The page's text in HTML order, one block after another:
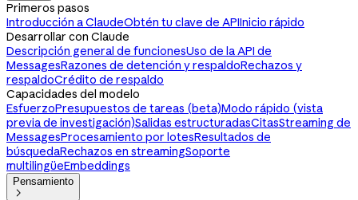
Primeros pasos
Introducción a ClaudeObtén tu clave de APIInicio rápido
Desarrollar con Claude
Descripción general de funcionesUso de la API de
MessagesRazones de detención y respaldoRechazos y
respaldoCrédito de respaldo
Capacidades del modelo
EsfuerzoPresupuestos de tareas (beta)Modo rápido (vista
previa de investigación)Salidas estructuradasCitasStreaming de
MessagesProcesamiento por lotesResultados de
búsquedaRechazos en streamingSoporte
multilingüeEmbeddings
Pensamiento
